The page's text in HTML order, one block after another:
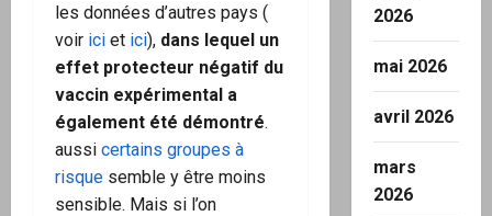
les données d’autres pays (
voir ici et ici), dans lequel un
effet protecteur négatif du
vaccin expérimental a
également été démontré.
aussi certains groupes à
risque semble y être moins
sensible. Mais si l’on
2026
mai 2026
avril 2026
mars
2026